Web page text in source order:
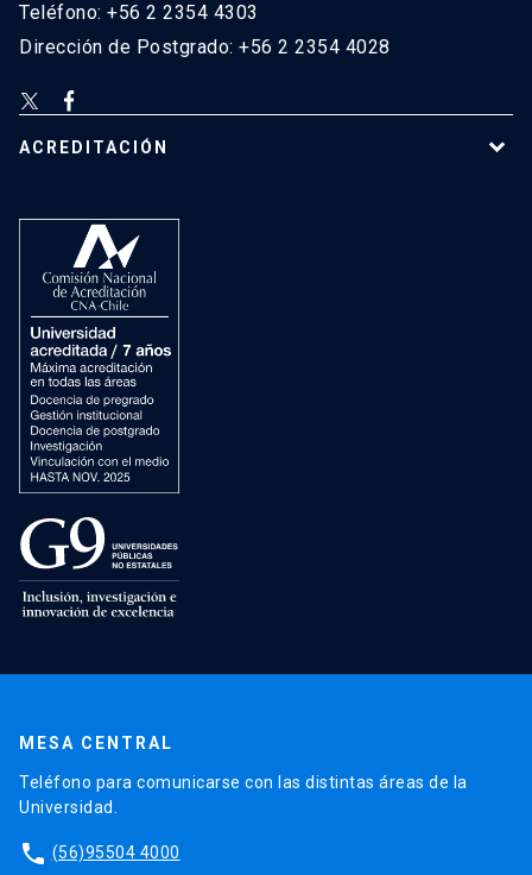
Teléfono: +56 2 2354 4303
Dirección de Postgrado: +56 2 2354 4028
ACREDITACIÓN
MESA CENTRAL
Teléfono para comunicarse con las distintas áreas de la
Universidad.
phone (56)95504 4000